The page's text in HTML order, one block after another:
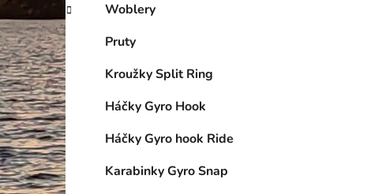
Woblery
Pruty
Kroužky Split Ring
Háčky Gyro Hook
Háčky Gyro hook Ride
Karabinky Gyro Snap